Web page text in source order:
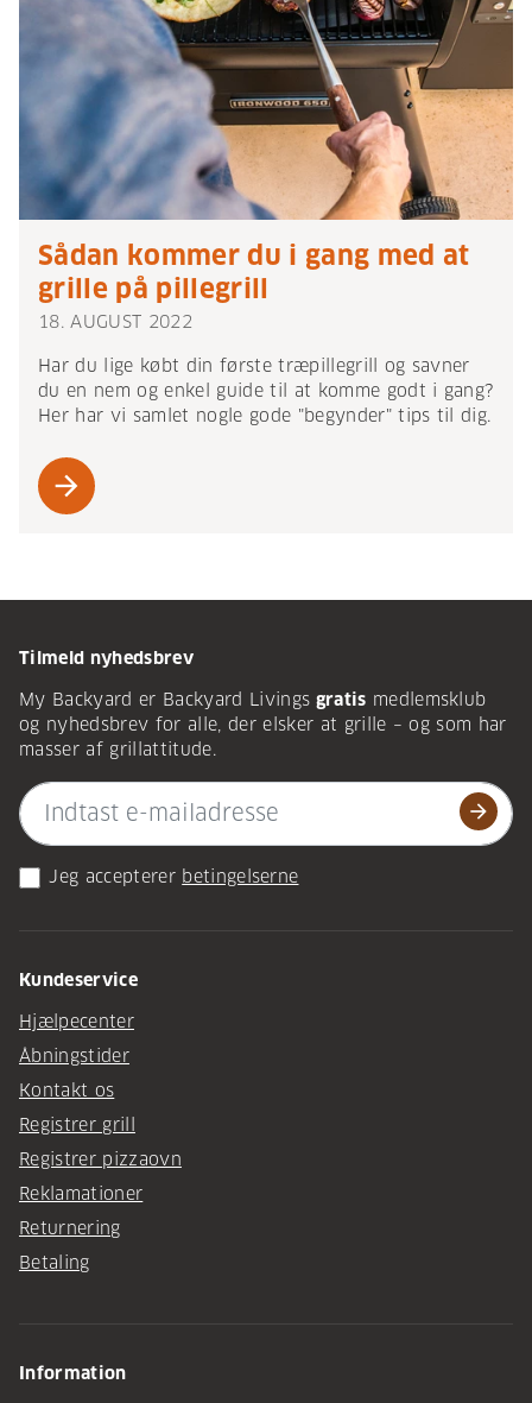
Sådan kommer du i gang med at
grille på pillegrill
18. AUGUST 2022
Har du lige købt din første træpillegrill og savner
du en nem og enkel guide til at komme godt i gang?
Her har vi samlet nogle gode "begynder" tips til dig.
arrow_forward
Tilmeld nyhedsbrev
My Backyard er Backyard Livings gratis medlemsklub
og nyhedsbrev for alle, der elsker at grille – og som har
masser af grillattitude.
arrow_forward
Jeg accepterer betingelserne
Kundeservice
Hjælpecenter
Åbningstider
Kontakt os
Registrer grill
Registrer pizzaovn
Reklamationer
Returnering
Betaling
Information